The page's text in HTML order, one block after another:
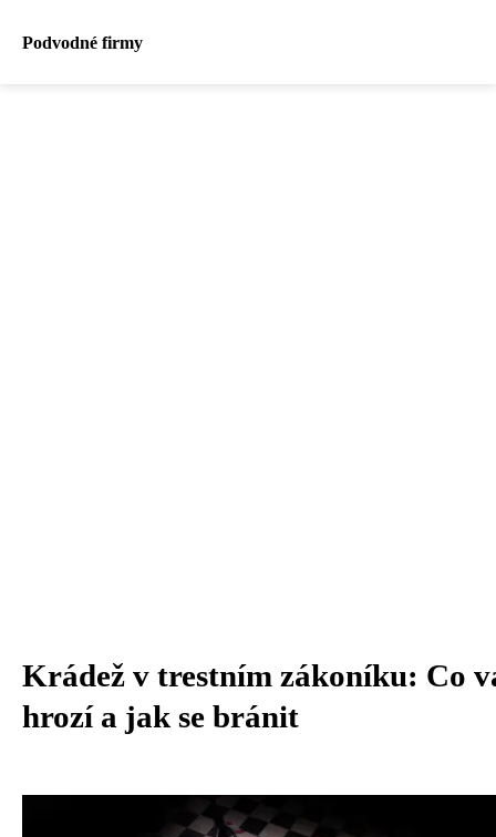
Podvodné firmy
Krádež v trestním zákoníku: Co
hrozí a jak se bránit